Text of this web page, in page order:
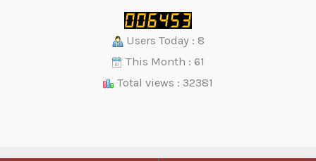
Users Today : 8
This Month : 61
Total views : 32381